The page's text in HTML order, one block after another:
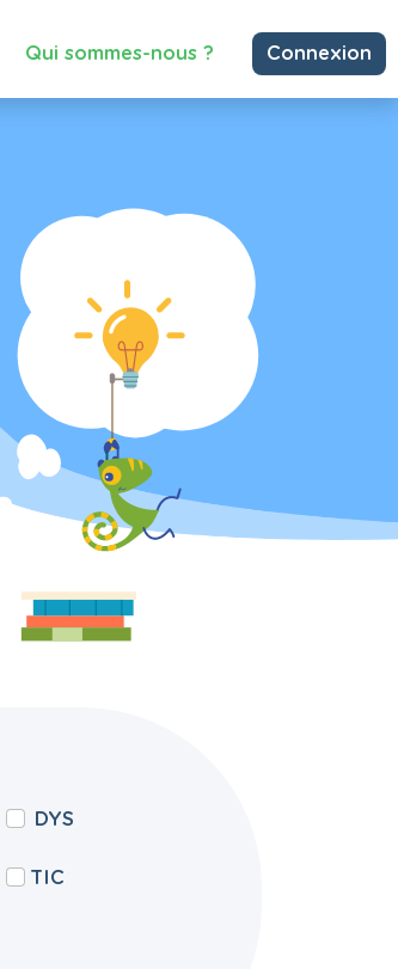
Qui sommes-nous ? Connexion
DYS
TIC